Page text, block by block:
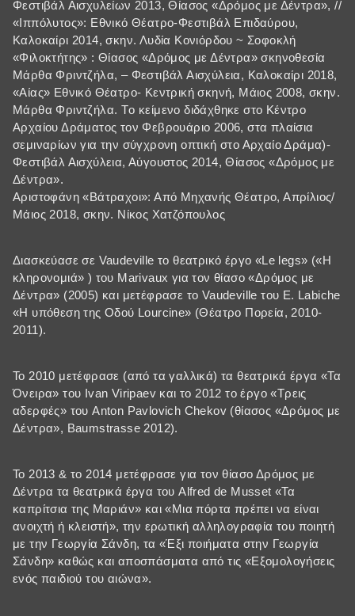
Φεστιβάλ Αισχυλείων 2013, Θίασος «Δρόμος με Δέντρα», //
«Ιππόλυτος»: Εθνικό Θέατρο-Φεστιβάλ Επιδαύρου,
Καλοκαίρι 2014, σκην. Λυδία Κονιόρδου ~ Σοφοκλή
«Φιλοκτήτης» : Θίασος «Δρόμος με Δέντρα» σκηνοθεσία
Μάρθα Φριντζήλα, – Φεστιβάλ Αισχύλεια, Καλοκαίρι 2018,
«Αίας» Εθνικό Θέατρο- Κεντρική σκηνή, Μάιος 2008, σκην.
Μάρθα Φριντζήλα. Tο κείμενο διδάχθηκε στο Κέντρο
Αρχαίου Δράματος τον Φεβρουάριο 2006, στα πλαίσια
σεμιναρίων για την σύγχρονη οπτική στο Αρχαίο Δράμα)-
Φεστιβάλ Αισχύλεια, Αύγουστος 2014, Θίασος «Δρόμος με
Δέντρα».
Αριστοφάνη «Βάτραχοι»: Από Μηχανής Θέατρο, Απρίλιος/
Μάιος 2018, σκην. Νίκος Χατζόπουλος
Διασκεύασε σε Vaudeville το θεατρικό έργο «Le legs» («Η
κληρονομιά» ) του Marivaux για τον θίασο «Δρόμος με
Δέντρα» (2005) και μετέφρασε το Vaudeville του E. Labiche
«Η υπόθεση της Οδού Lourcine» (Θέατρο Πορεία, 2010-
2011).
Το 2010 μετέφρασε (από τα γαλλικά) τα θεατρικά έργα «Τα
Όνειρα» του Ivan Viripaev και το 2012 το έργο «Τρεις
αδερφές» του Anton Pavlovich Chekov (θίασος «Δρόμος με
Δέντρα», Baumstrasse 2012).
Το 2013 & το 2014 μετέφρασε για τον θίασο Δρόμος με
Δέντρα τα θεατρικά έργα του Alfred de Musset «Τα
καπρίτσια της Μαριάν» και «Μια πόρτα πρέπει να είναι
ανοιχτή ή κλειστή», την ερωτική αλληλογραφία του ποιητή
με την Γεωργία Σάνδη, τα «Έξι ποιήματα στην Γεωργία
Σάνδη» καθώς και αποσπάσματα από τις «Εξομολογήσεις
ενός παιδιού του αιώνα».